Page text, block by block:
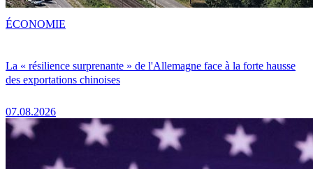
La « résilience surprenante » de l'Allemagne face à la forte hausse
des exportations chinoises
07.08.2026
ÉCONOMIE